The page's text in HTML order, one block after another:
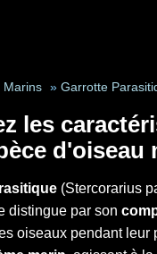
Marins » Garrotte
les
d'oiseau
(Stercorarius
distingue par son
oiseaux pendant